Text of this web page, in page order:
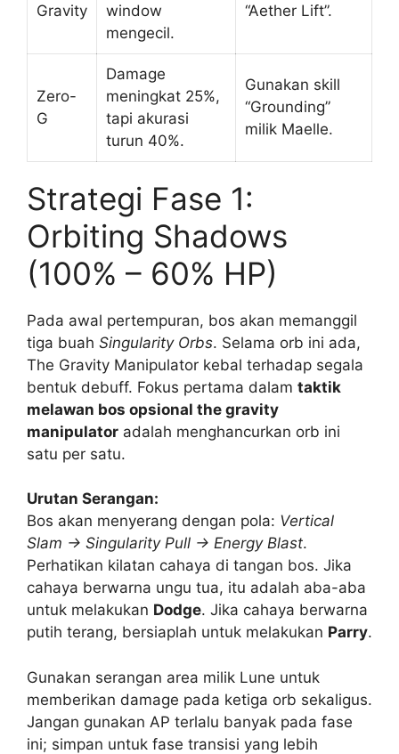
Gravity
window
mengecil.
“Aether Lift”.
Zero-
G
Damage
meningkat 25%,
tapi akurasi
turun 40%.
Gunakan skill
“Grounding”
milik Maelle.
Strategi Fase 1:
Orbiting Shadows
(100% – 60% HP)
Pada awal pertempuran, bos akan memanggil
tiga buah Singularity Orbs. Selama orb ini ada,
The Gravity Manipulator kebal terhadap segala
bentuk debuff. Fokus pertama dalam taktik
melawan bos opsional the gravity
manipulator adalah menghancurkan orb ini
satu per satu.
Urutan Serangan:
Bos akan menyerang dengan pola: Vertical
Slam -> Singularity Pull -> Energy Blast.
Perhatikan kilatan cahaya di tangan bos. Jika
cahaya berwarna ungu tua, itu adalah aba-aba
untuk melakukan Dodge. Jika cahaya berwarna
putih terang, bersiaplah untuk melakukan Parry.
Gunakan serangan area milik Lune untuk
memberikan damage pada ketiga orb sekaligus.
Jangan gunakan AP terlalu banyak pada fase
ini; simpan untuk fase transisi yang lebih